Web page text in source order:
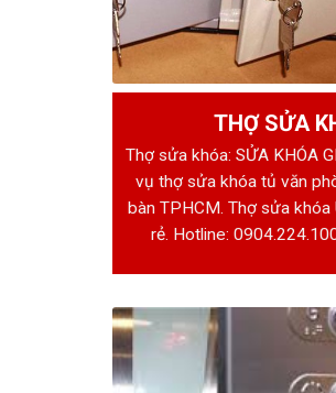
THỢ SỬA
Thợ sửa khóa: SỬA KHÓA
vụ thợ sửa khóa tủ văn
bàn TPHCM. Thợ sửa khóa
rẻ. Hotline: